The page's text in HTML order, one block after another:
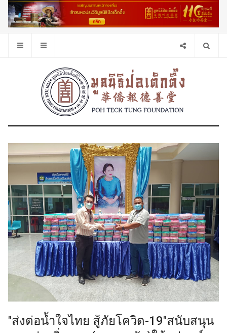
"ส่งต่อน้ำใจไทย สู้ภัยโควิด-19"สนับสนุน